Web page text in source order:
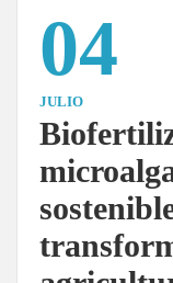
04
JULIO